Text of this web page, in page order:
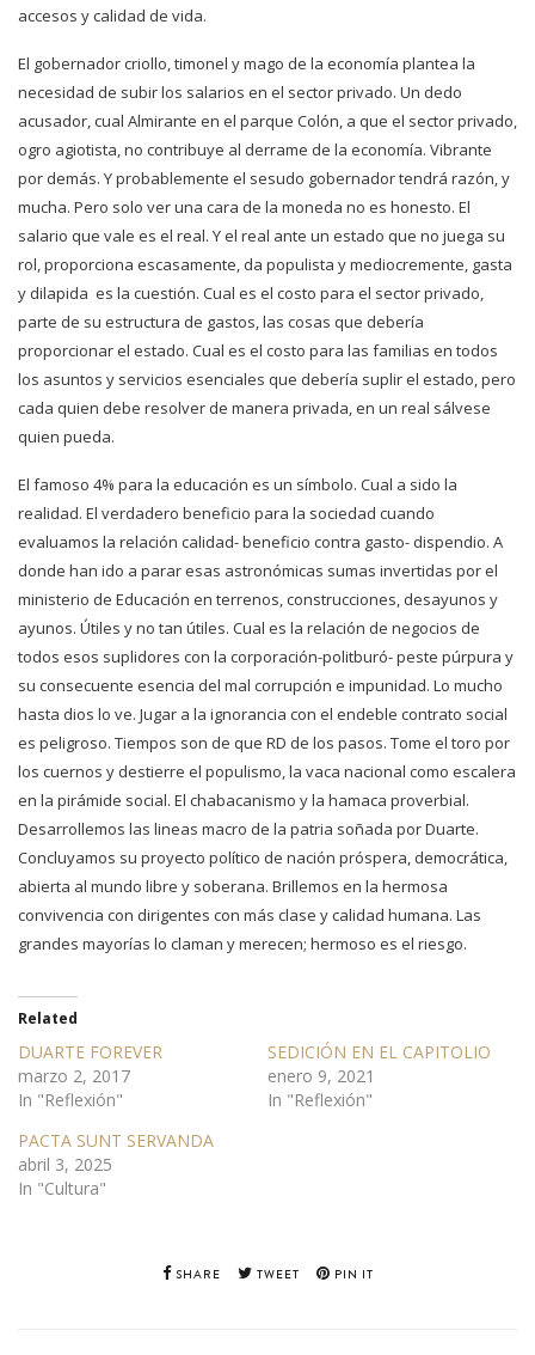
accesos y calidad de vida.
El gobernador criollo, timonel y mago de la economía plantea la
necesidad de subir los salarios en el sector privado. Un dedo
acusador, cual Almirante en el parque Colón, a que el sector privado,
ogro agiotista, no contribuye al derrame de la economía. Vibrante
por demás. Y probablemente el sesudo gobernador tendrá razón, y
mucha. Pero solo ver una cara de la moneda no es honesto. El
salario que vale es el real. Y el real ante un estado que no juega su
rol, proporciona escasamente, da populista y mediocremente, gasta
y dilapida es la cuestión. Cual es el costo para el sector privado,
parte de su estructura de gastos, las cosas que debería
proporcionar el estado. Cual es el costo para las familias en todos
los asuntos y servicios esenciales que debería suplir el estado, pero
cada quien debe resolver de manera privada, en un real sálvese
quien pueda.
El famoso 4% para la educación es un símbolo. Cual a sido la
realidad. El verdadero beneficio para la sociedad cuando
evaluamos la relación calidad- beneficio contra gasto- dispendio. A
donde han ido a parar esas astronómicas sumas invertidas por el
ministerio de Educación en terrenos, construcciones, desayunos y
ayunos. Útiles y no tan útiles. Cual es la relación de negocios de
todos esos suplidores con la corporación-politburó- peste púrpura y
su consecuente esencia del mal corrupción e impunidad. Lo mucho
hasta dios lo ve. Jugar a la ignorancia con el endeble contrato social
es peligroso. Tiempos son de que RD de los pasos. Tome el toro por
los cuernos y destierre el populismo, la vaca nacional como escalera
en la pirámide social. El chabacanismo y la hamaca proverbial.
Desarrollemos las lineas macro de la patria soñada por Duarte.
Concluyamos su proyecto político de nación próspera, democrática,
abierta al mundo libre y soberana. Brillemos en la hermosa
convivencia con dirigentes con más clase y calidad humana. Las
grandes mayorías lo claman y merecen; hermoso es el riesgo.
Related
DUARTE FOREVER
marzo 2, 2017
In "Reflexión"
SEDICIÓN EN EL CAPITOLIO
enero 9, 2021
In "Reflexión"
PACTA SUNT SERVANDA
abril 3, 2025
In "Cultura"
SHARE TWEET PIN IT